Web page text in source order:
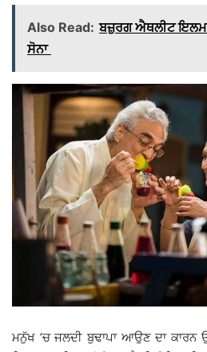
Also Read: ਬਜ਼ੁਰਗ ਐਥਲੀਟ ਇਲਮ
ਸੋਨਾ
ਮਨੁੱਖ ’ਚ ਜਲਦੀ ਬੁਢਾਪਾ ਆਉਣ ਦਾ ਕਾਰਨ